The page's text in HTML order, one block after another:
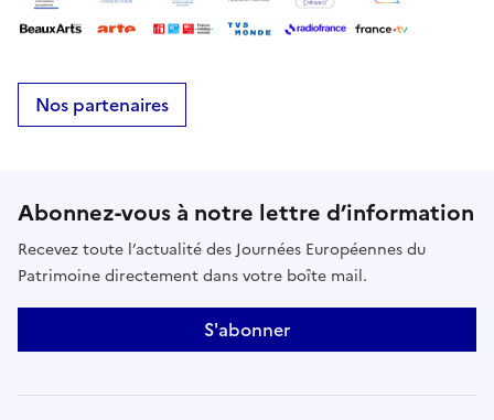
Nos partenaires
Abonnez-vous à notre lettre d’information
Recevez toute l’actualité des Journées Européennes du
Patrimoine directement dans votre boîte mail.
S'abonner